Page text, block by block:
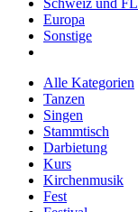
Europa
Sonstige
Alle Kategorien
Tanzen
Singen
Stammtisch
Darbietung
Kurs
Kirchenmusik
Fest